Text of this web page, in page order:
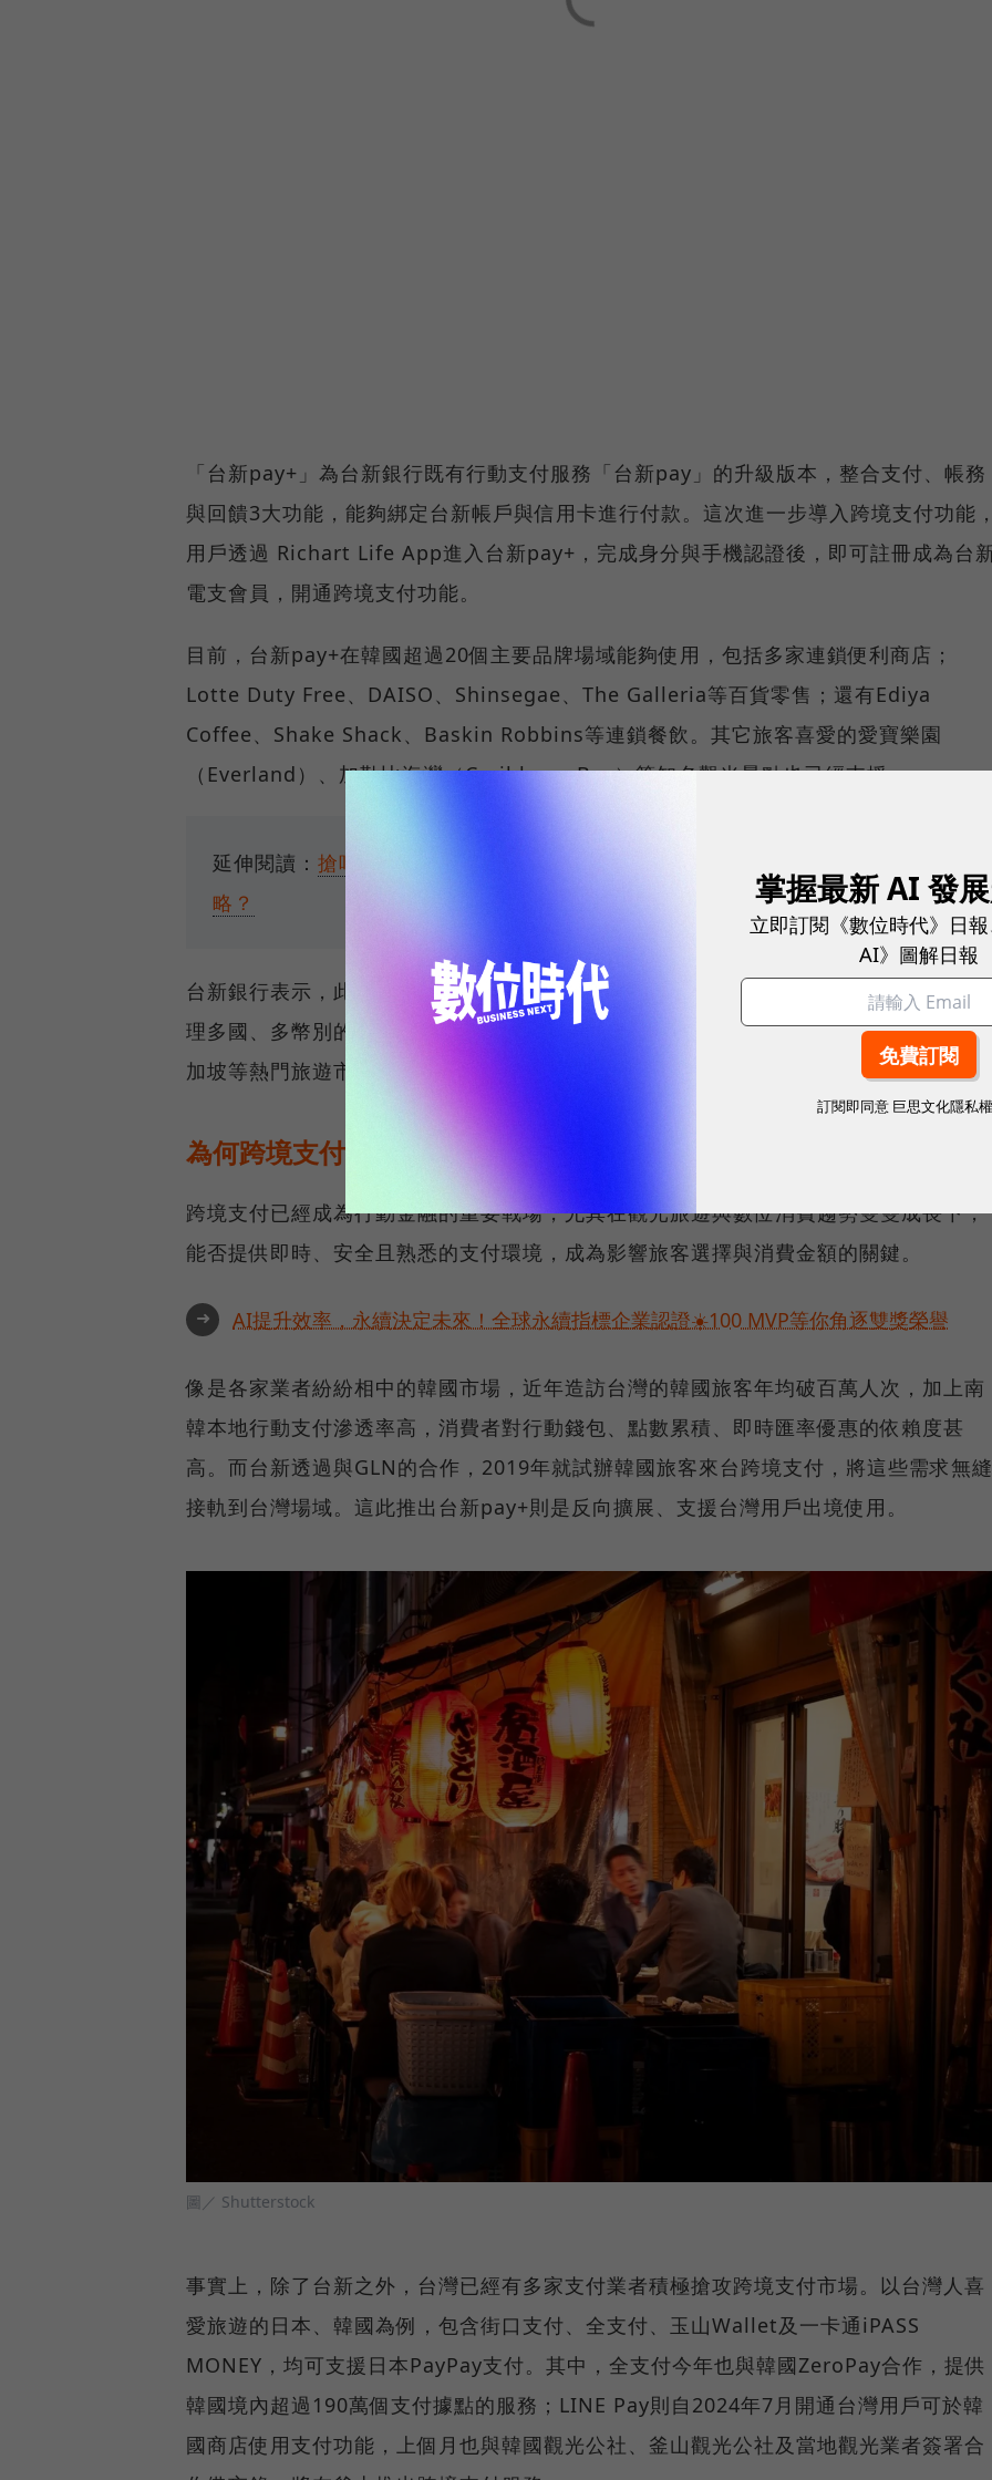
「台新pay+」為台新銀行既有行動支付服務「台新pay」的升級版本，整合支付、帳務
與回饋3大功能，能夠綁定台新帳戶與信用卡進行付款。這次進一步導入跨境支付功能，
用戶透過 Richart Life App進入台新pay+，完成身分與手機認證後，即可註冊成為台
電支會員，開通跨境支付功能。
目前，台新pay+在韓國超過20個主要品牌場域能夠使用，包括多家連鎖便利商店；
Lotte Duty Free、DAISO、Shinsegae、The Galleria等百貨零售；還有Ediya
Coffee、Shake Shack、Baskin Robbins等連鎖餐飲。其它旅客喜愛的愛寶樂園
（Everland）、加勒比海灣（Caribbean Bay）等知名觀光景點也已經支援。
延伸閱讀： 搶吃電子支付新大餅，「跨境支付」香在哪？悠遊付、街口各自有何策
略？
台新銀行表示，此次與GLN完成系統整合後，已建構出一站式的交易與對帳流程，能處
理多國、多幣別的支付需求。除韓國外，台新也預計與 GLN 擴展合作至香港、泰國、
加坡等熱門旅遊市場，打造完整的跨境支付網絡。
為何跨境支付這麼重要？
跨境支付已經成為行動金融的重要戰場，尤其在觀光旅遊與數位消費趨勢雙雙成長下，
能否提供即時、安全且熟悉的支付環境，成為影響旅客選擇與消費金額的關鍵。
➜ AI提升效率，永續決定未來！全球永續指標企業認證☀️100 MVP等你角逐雙獎榮譽
像是各家業者紛紛相中的韓國市場，近年造訪台灣的韓國旅客年均破百萬人次，加上南
韓本地行動支付滲透率高，消費者對行動錢包、點數累積、即時匯率優惠的依賴度甚
高。而台新透過與GLN的合作，2019年就試辦韓國旅客來台跨境支付，將這些需求無縫
接軌到台灣場域。這此推出台新pay+則是反向擴展、支援台灣用戶出境使用。
圖／ Shutterstock
事實上，除了台新之外，台灣已經有多家支付業者積極搶攻跨境支付市場。以台灣人喜
愛旅遊的日本、韓國為例，包含街口支付、全支付、玉山Wallet及一卡通iPASS
MONEY，均可支援日本PayPay支付。其中，全支付今年也與韓國ZeroPay合作，提供
韓國境內超過190萬個支付據點的服務；LINE Pay則自2024年7月開通台灣用戶可於韓
國商店使用支付功能，上個月也與韓國觀光公社、釜山觀光公社及當地觀光業者簽署合
掌握最新 AI 發展
立即訂閱《數位時代》日
AI》圖解日報
訂閱即同意 巨思文化隱私